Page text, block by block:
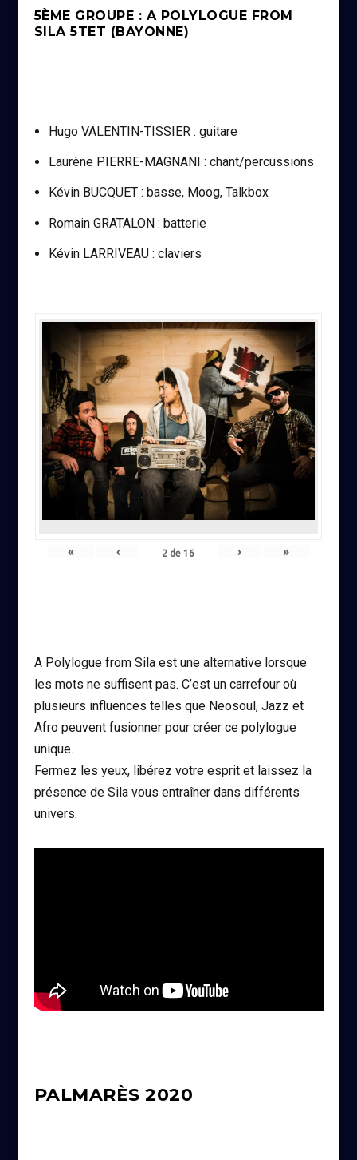
5ÈME GROUPE : A POLYLOGUE FROM
SILA 5TET (BAYONNE)
Hugo VALENTIN-TISSIER : guitare
Laurène PIERRE-MAGNANI : chant/percussions
Kévin BUCQUET : basse, Moog, Talkbox
Romain GRATALON : batterie
Kévin LARRIVEAU : claviers
« ‹ 2 de16 › »
A Polylogue from Sila est une alternative lorsque
les mots ne suffisent pas. C’est un carrefour où
plusieurs influences telles que Neosoul, Jazz et
Afro peuvent fusionner pour créer ce polylogue
unique.
Fermez les yeux, libérez votre esprit et laissez la
présence de Sila vous entraîner dans différents
univers.
PALMARÈS 2020